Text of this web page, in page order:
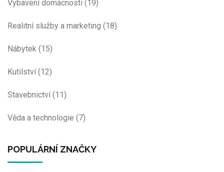
Vybavení domácnosti (19)
Realitní služby a marketing (18)
Nábytek (15)
Kutilství(12)
Stavebnictví(11)
Věda a technologie (7)
POPULÁRNÍ ZNAČKY